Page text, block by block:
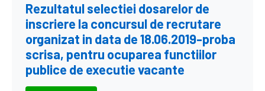
Rezultatul selectiei dosarelor de
inscriere la concursul de recrutare
organizat in data de 18.06.2019-proba
scrisa, pentru ocuparea functiilor
publice de executie vacante